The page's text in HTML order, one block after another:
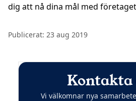
dig att nå dina mål med
Publicerat: 23 aug 2019
Kontakta
Vi välkomnar nya